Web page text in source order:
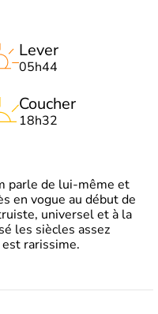
Lever
05h44
Coucher
18h32
parle de lui-même et
en vogue au début de
universel et à la
les siècles assez
rarissime.